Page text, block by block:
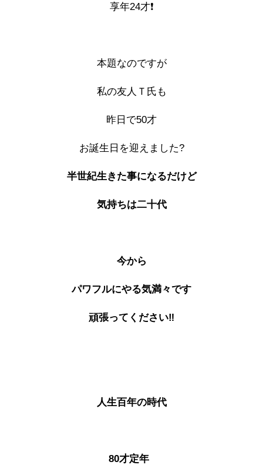
享年24才❗️
本題なのですが
私の友人Ｔ氏も
昨日で50才
お誕生日を迎えました?
半世紀生きた事になるだけど
気持ちは二十代
今から
パワフルにやる気満々です
頑張ってください‼️
人生百年の時代
80才定年